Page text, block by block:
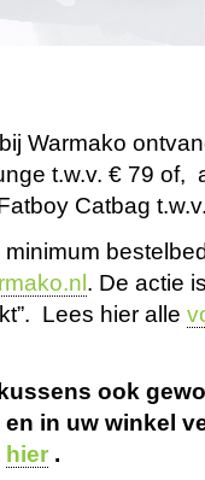
Warmako
t.w.v. € 79 of,
Catbag
. De actie
Lees hier alle
ook
in uw winkel
hier .